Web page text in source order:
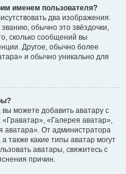
именем пользователя?
два изображения.
обычно это звёздочки,
сколько сообщений вы
Другое, обычно более
и обычно уникально для
можете добавить аватару с
«Галерея аватар»,
аватара». От администратора
также какие типы аватар могут
аватары, свяжитесь с
причин.